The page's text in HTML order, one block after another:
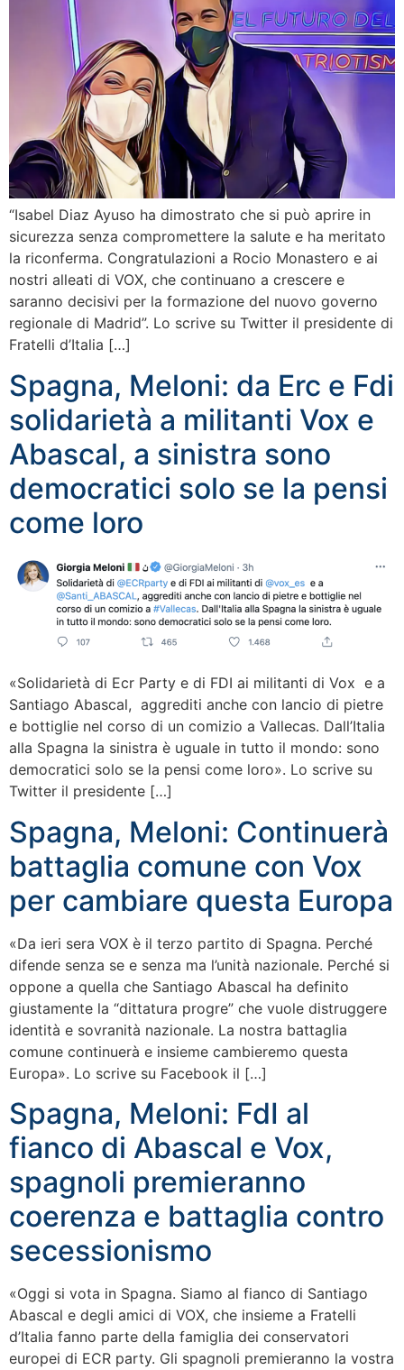
“Isabel Diaz Ayuso ha dimostrato che si può aprire in
sicurezza senza compromettere la salute e ha meritato
la riconferma. Congratulazioni a Rocio Monastero e ai
nostri alleati di VOX, che continuano a crescere e
saranno decisivi per la formazione del nuovo governo
regionale di Madrid”. Lo scrive su Twitter il presidente di
Fratelli d’Italia […]
Spagna, Meloni: da Erc e Fdi
solidarietà a militanti Vox e
Abascal, a sinistra sono
democratici solo se la pensi
come loro
«Solidarietà di Ecr Party e di FDI ai militanti di Vox e a
Santiago Abascal, aggrediti anche con lancio di pietre
e bottiglie nel corso di un comizio a Vallecas. Dall’Italia
alla Spagna la sinistra è uguale in tutto il mondo: sono
democratici solo se la pensi come loro». Lo scrive su
Twitter il presidente […]
Spagna, Meloni: Continuerà
battaglia comune con Vox
per cambiare questa Europa
«Da ieri sera VOX è il terzo partito di Spagna. Perché
difende senza se e senza ma l’unità nazionale. Perché si
oppone a quella che Santiago Abascal ha definito
giustamente la “dittatura progre” che vuole distruggere
identità e sovranità nazionale. La nostra battaglia
comune continuerà e insieme cambieremo questa
Europa». Lo scrive su Facebook il […]
Spagna, Meloni: FdI al
fianco di Abascal e Vox,
spagnoli premieranno
coerenza e battaglia contro
secessionismo
«Oggi si vota in Spagna. Siamo al fianco di Santiago
Abascal e degli amici di VOX, che insieme a Fratelli
d’Italia fanno parte della famiglia dei conservatori
europei di ECR party. Gli spagnoli premieranno la vostra